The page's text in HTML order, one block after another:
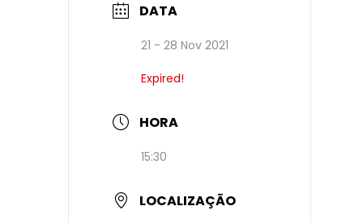
DATA
21 - 28 Nov 2021
Expired!
HORA
15:30
LOCALIZAÇÃO